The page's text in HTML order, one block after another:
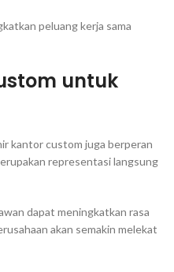
peluang kerja sama
untuk
kantor custom juga berperan
representasi langsung
dapat meningkatkan rasa
akan semakin melekat